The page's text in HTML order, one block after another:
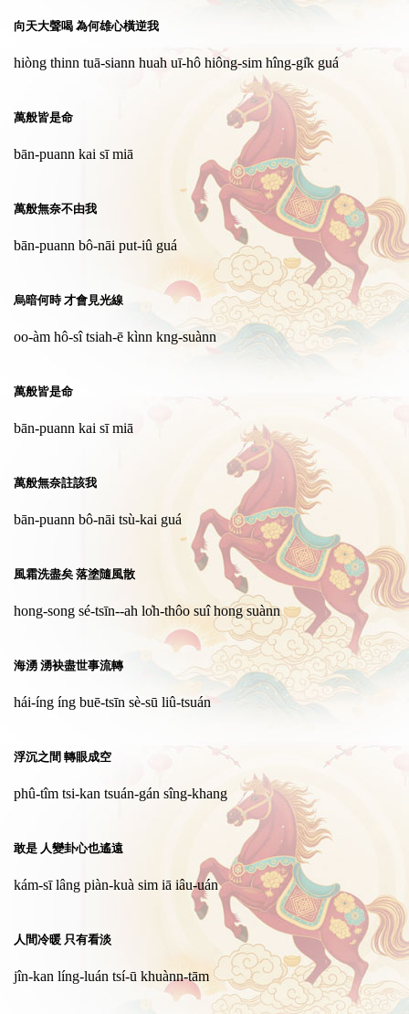
向天大聲喝 為何雄心橫逆我
hiòng thinn tuā-siann huah uī-hô hiông-sim hîng-gi̍k guá
萬般皆是命
bān-puann kai sī miā
萬般無奈不由我
bān-puann bô-nāi put-iû guá
烏暗何時 才會見光線
oo-àm hô-sî tsiah-ē kìnn kng-suànn
萬般皆是命
bān-puann kai sī miā
萬般無奈註該我
bān-puann bô-nāi tsù-kai guá
風霜洗盡矣 落塗隨風散
hong-song sé-tsīn--ah lo̍h-thôo suî hong suànn
海湧 湧袂盡世事流轉
hái-íng íng buē-tsīn sè-sū liû-tsuán
浮沉之間 轉眼成空
phû-tîm tsi-kan tsuán-gán sîng-khang
敢是 人變卦心也遙遠
kám-sī lâng piàn-kuà sim iā iâu-uán
人間冷暖 只有看淡
jîn-kan líng-luán tsí-ū khuànn-tām